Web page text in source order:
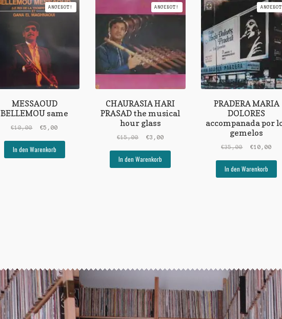
MESSAOUD
BELLEMOU same
ANGEBOT!
€10,00
Ursprünglicher
war:
€5,00Aktueller
€5,00.
In den Warenkorb
CHAURASIA HARI
PRASAD the musical
hour glass
ANGEBOT!
€15,00
Ursprünglicher
war:
€3,00Aktueller
€3,00.
In den Warenkorb
PRADERA MARIA
DOLORES
accompanada por
gemelos
€35,00
war:
€10,00
In den Warenkorb